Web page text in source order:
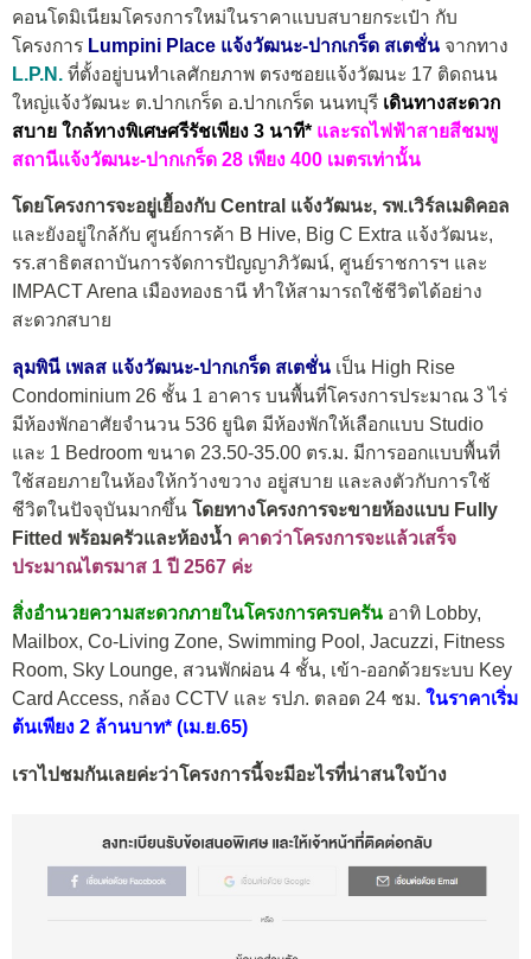
คอนโดมิเนียมโครงการใหม่ในราคาแบบสบายกระเป๋า กับ
โครงการ Lumpini Place แจ้งวัฒนะ-ปากเกร็ด สเตชั่น จากทาง
L.P.N. ที่ตั้งอยู่บนทำเลศักยภาพ ตรงซอยแจ้งวัฒนะ 17 ติดถนน
ใหญ่แจ้งวัฒนะ ต.ปากเกร็ด อ.ปากเกร็ด นนทบุรี เดินทางสะดวก
สบาย ใกล้ทางพิเศษศรีรัชเพียง 3 นาที* และรถไฟฟ้าสายสีชมพู
สถานีแจ้งวัฒนะ-ปากเกร็ด 28 เพียง 400 เมตรเท่านั้น
โดยโครงการจะอยู่เยื้องกับ Central แจ้งวัฒนะ, รพ.เวิร์ลเมดิคอล
และยังอยู่ใกล้กับ ศูนย์การค้า B Hive, Big C Extra แจ้งวัฒนะ,
รร.สาธิตสถาบันการจัดการปัญญาภิวัฒน์, ศูนย์ราชการฯ และ
IMPACT Arena เมืองทองธานี ทำให้สามารถใช้ชีวิตได้อย่าง
สะดวกสบาย
ลุมพินี เพลส แจ้งวัฒนะ-ปากเกร็ด สเตชั่น เป็น High Rise
Condominium 26 ชั้น 1 อาคาร บนพื้นที่โครงการประมาณ 3 ไร่
มีห้องพักอาศัยจำนวน 536 ยูนิต มีห้องพักให้เลือกแบบ Studio
และ 1 Bedroom ขนาด 23.50-35.00 ตร.ม. มีการออกแบบพื้นที่
ใช้สอยภายในห้องให้กว้างขวาง อยู่สบาย และลงตัวกับการใช้
ชีวิตในปัจจุบันมากขึ้น โดยทางโครงการจะขายห้องแบบ Fully
Fitted พร้อมครัวและห้องน้ำ คาดว่าโครงการจะแล้วเสร็จ
ประมาณไตรมาส 1 ปี 2567 ค่ะ
สิ่งอำนวยความสะดวกภายในโครงการครบครัน อาทิ Lobby,
Mailbox, Co-Living Zone, Swimming Pool, Jacuzzi, Fitness
Room, Sky Lounge, สวนพักผ่อน 4 ชั้น, เข้า-ออกด้วยระบบ Key
Card Access, กล้อง CCTV และ รปภ. ตลอด 24 ชม. ในราคาเริ่ม
ต้นเพียง 2 ล้านบาท* (เม.ย.65)
เราไปชมกันเลยค่ะว่าโครงการนี้จะมีอะไรที่น่าสนใจบ้าง